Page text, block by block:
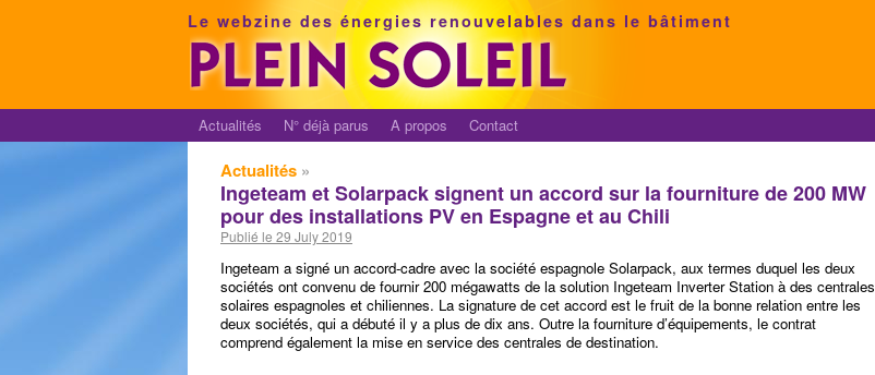
Le webzine des énergies renouvelables dans le bâtiment
Actualités N° déjà parus A propos Contact
Actualités »
Ingeteam et Solarpack signent un accord sur la fourniture de 200 MW
pour des installations PV en Espagne et au Chili
Publié le 29 July 2019
Ingeteam a signé un accord-cadre avec la société espagnole Solarpack, aux termes duquel les deux
sociétés ont convenu de fournir 200 mégawatts de la solution Ingeteam Inverter Station à des centrales
solaires espagnoles et chiliennes. La signature de cet accord est le fruit de la bonne relation entre les
deux sociétés, qui a débuté il y a plus de dix ans. Outre la fourniture d’équipements, le contrat
comprend également la mise en service des centrales de destination.